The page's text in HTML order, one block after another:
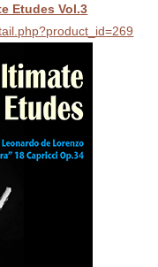
Etudes Vol.3